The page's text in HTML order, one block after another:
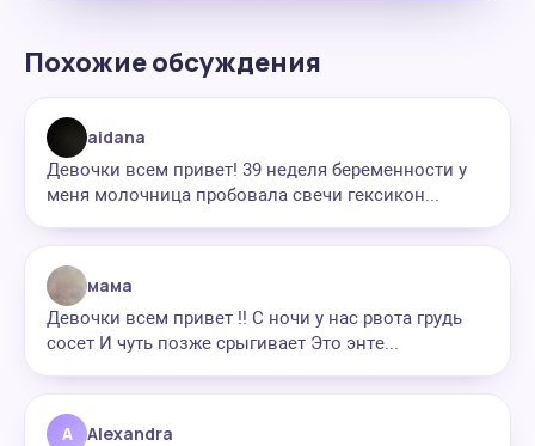
Похожие обсуждения
aidana
Девочки всем привет! 39 неделя беременности у
меня молочница пробовала свечи гексикон...
мама
Девочки всем привет !! С ночи у нас рвота грудь
сосет И чуть позже срыгивает Это энте...
A Alexandra